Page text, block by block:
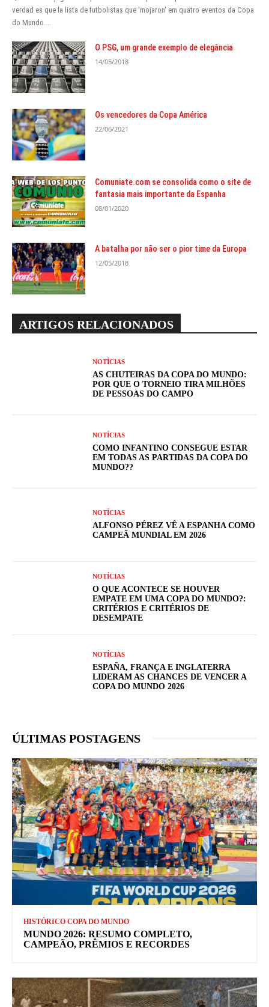
verdad es que la lista de futbolistas que 'mojaron' em quatro eventos da Copa
do Mundo....
O PSG, um grande exemplo de elegância
14/05/2018
Os vencedores da Copa América
22/06/2021
Comuniate.com se consolida como o site de
fantasia mais importante da Espanha
08/01/2020
A batalha por não ser o pior time da Europa
12/05/2018
ARTIGOS RELACIONADOS
NOTÍCIAS
AS CHUTEIRAS DA COPA DO MUNDO:
POR QUE O TORNEIO TIRA MILHÕES
DE PESSOAS DO CAMPO
NOTÍCIAS
COMO INFANTINO CONSEGUE ESTAR
EM TODAS AS PARTIDAS DA COPA DO
MUNDO??
NOTÍCIAS
ALFONSO PÉREZ VÊ A ESPANHA COMO
CAMPEÃ MUNDIAL EM 2026
NOTÍCIAS
O QUE ACONTECE SE HOUVER
EMPATE EM UMA COPA DO MUNDO?:
CRITÉRIOS E CRITÉRIOS DE
DESEMPATE
NOTÍCIAS
ESPAÑA, FRANÇA E INGLATERRA
LIDERAM AS CHANCES DE VENCER A
COPA DO MUNDO 2026
ÚLTIMAS POSTAGENS
HISTÓRICO COPA DO MUNDO
MUNDO 2026: RESUMO COMPLETO,
CAMPEÃO, PRÊMIOS E RECORDES